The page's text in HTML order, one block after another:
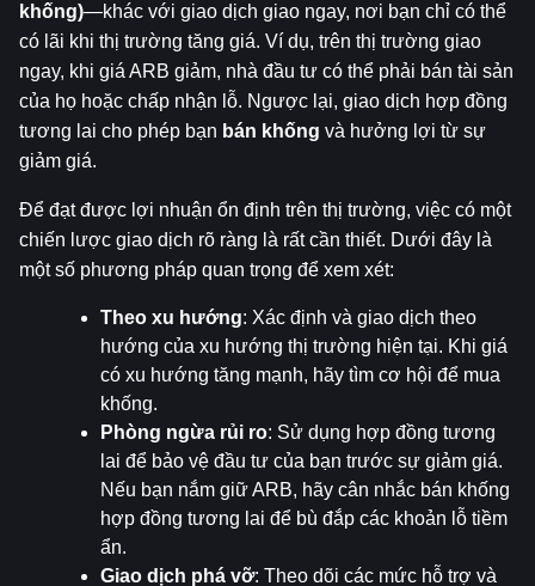
khống)—khác với giao dịch giao ngay, nơi bạn chỉ có thể
có lãi khi thị trường tăng giá. Ví dụ, trên thị trường giao
ngay, khi giá ARB giảm, nhà đầu tư có thể phải bán tài sản
của họ hoặc chấp nhận lỗ. Ngược lại, giao dịch hợp đồng
tương lai cho phép bạn bán khống và hưởng lợi từ sự
giảm giá.
Để đạt được lợi nhuận ổn định trên thị trường, việc có một
chiến lược giao dịch rõ ràng là rất cần thiết. Dưới đây là
một số phương pháp quan trọng để xem xét:
Theo xu hướng: Xác định và giao dịch theo
hướng của xu hướng thị trường hiện tại. Khi giá
có xu hướng tăng mạnh, hãy tìm cơ hội để mua
khống.
Phòng ngừa rủi ro: Sử dụng hợp đồng tương
lai để bảo vệ đầu tư của bạn trước sự giảm giá.
Nếu bạn nắm giữ ARB, hãy cân nhắc bán khống
hợp đồng tương lai để bù đắp các khoản lỗ tiềm
ẩn.
Giao dịch phá vỡ: Theo dõi các mức hỗ trợ và